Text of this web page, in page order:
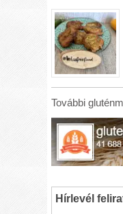
További
Hírlevél